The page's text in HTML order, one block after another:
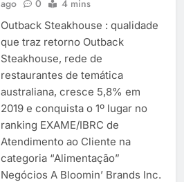
ago
0 4 mins
Outback Steakhouse : qualidade
que traz retorno Outback
Steakhouse, rede de
restaurantes de temática
australiana, cresce 5,8% em
2019 e conquista o 1º lugar no
ranking EXAME/IBRC de
Atendimento ao Cliente na
categoria “Alimentação”
Negócios A Bloomin’ Brands Inc.